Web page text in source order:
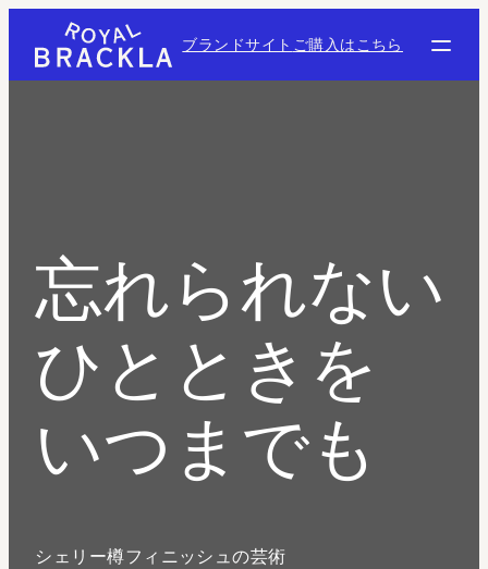
content
ブランドサイト ご購入はこちら
忘れられない
ひとときを
いつまでも
シェリー樽フィニッシュの芸術